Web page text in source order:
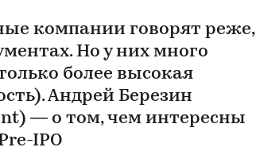
компании говорят реже,
Но у них много
более высокая
Андрей Березин
— о том, чем интересны
IPO